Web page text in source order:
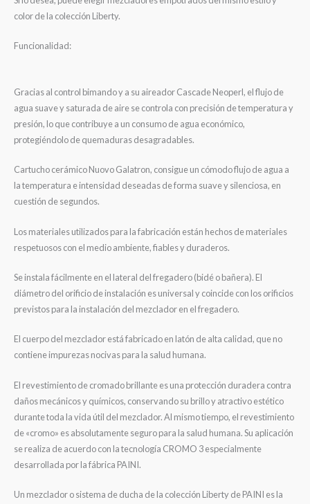
color de la colección Liberty.
Funcionalidad:
Gracias al control bimando y a su aireador Cascade Neoperl, el flujo de
agua suave y saturada de aire se controla con precisión de temperatura y
presión, lo que contribuye a un consumo de agua económico,
protegiéndolo de quemaduras desagradables.
Cartucho cerámico Nuovo Galatron, consigue un cómodo flujo de agua a
la temperatura e intensidad deseadas de forma suave y silenciosa, en
cuestión de segundos.
Los materiales utilizados para la fabricación están hechos de materiales
respetuosos con el medio ambiente, fiables y duraderos.
Se instala fácilmente en el lateral del fregadero (bidé o bañera). El
diámetro del orificio de instalación es universal y coincide con los orificios
previstos para la instalación del mezclador en el fregadero.
El cuerpo del mezclador está fabricado en latón de alta calidad, que no
contiene impurezas nocivas para la salud humana.
El revestimiento de cromado brillante es una protección duradera contra
daños mecánicos y químicos, conservando su brillo y atractivo estético
durante toda la vida útil del mezclador. Al mismo tiempo, el revestimiento
de «cromo» es absolutamente seguro para la salud humana. Su aplicación
se realiza de acuerdo con la tecnología CROMO 3 especialmente
desarrollada por la fábrica PAINI.
Un mezclador o sistema de ducha de la colección Liberty de PAINI es la